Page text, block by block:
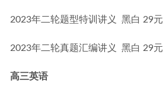
2023年二轮题型特训讲义  黑白 29元
2023年二轮真题汇编讲义  黑白 29元
高三英语